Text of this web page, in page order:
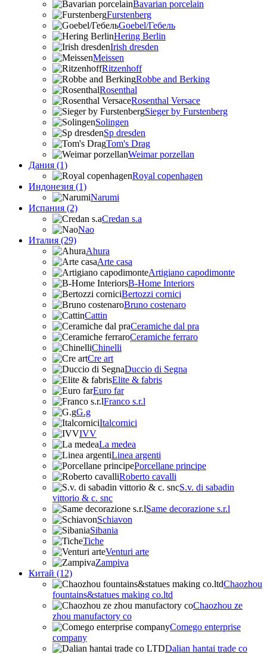
Bavarian porcelain
Furstenberg
Goebel/Гебель
Hering Berlin
Irish dresden
Meissen
Ritzenhoff
Robbe and Berking
Rosenthal
Rosenthal Versace
Sieger by Furstenberg
Solingen
Sp dresden
Tom's Drag
Weimar porzellan
Дания (1)
Royal copenhagen
Индонезия (1)
Narumi
Испания (2)
Credan s.a
Nao
Италия (29)
Ahura
Arte casa
Artigiano capodimonte
B-Home Interiors
Bertozzi cornici
Bruno costenaro
Cattin
Ceramiche dal pra
Ceramiche ferraro
Chinelli
Cre art
Duccio di Segna
Elite & fabris
Euro far
Franco s.r.l
G.g
Italcornici
IVV
La medea
Linea argenti
Porcellane principe
Roberto cavalli
S.v. di sabadin
vittorio & c. snc
Same decorazione s.r.l
Schiavon
Sibania
Tiche
Venturi arte
Zampiva
Китай (12)
Chaozhou
fountains&statues making co.ltd
Chaozhou ze
zhou manufactory co
Comego enterprise
company
Dalian hantai trade co